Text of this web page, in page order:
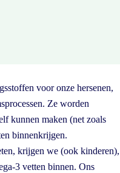
voor onze hersenen,
Ze worden
kunnen maken (net zoals
binnenkrijgen.
krijgen we (ook kinderen),
3 vetten binnen. Ons